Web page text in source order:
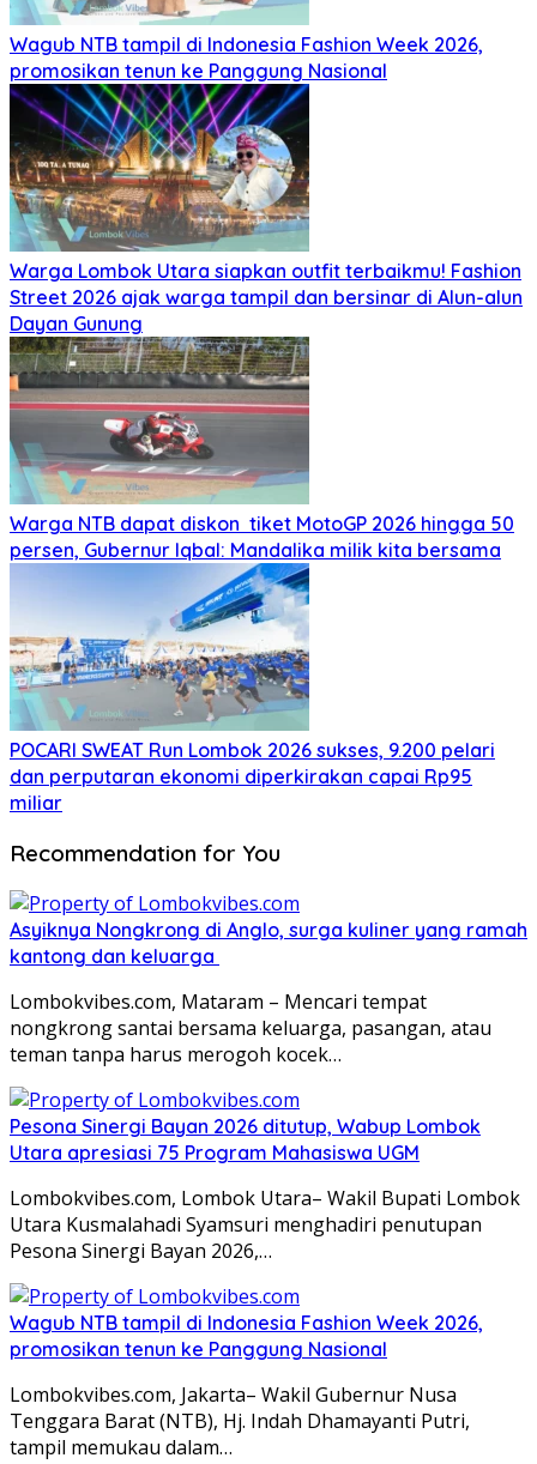
Wagub NTB tampil di Indonesia Fashion Week 2026,
promosikan tenun ke Panggung Nasional
Warga Lombok Utara siapkan outfit terbaikmu! Fashion
Street 2026 ajak warga tampil dan bersinar di Alun-alun
Dayan Gunung
Warga NTB dapat diskon tiket MotoGP 2026 hingga 50
persen, Gubernur Iqbal: Mandalika milik kita bersama
POCARI SWEAT Run Lombok 2026 sukses, 9.200 pelari
dan perputaran ekonomi diperkirakan capai Rp95
miliar
Recommendation for You
Asyiknya Nongkrong di Anglo, surga kuliner yang ramah
kantong dan keluarga
Lombokvibes.com, Mataram – Mencari tempat
nongkrong santai bersama keluarga, pasangan, atau
teman tanpa harus merogoh kocek…
Pesona Sinergi Bayan 2026 ditutup, Wabup Lombok
Utara apresiasi 75 Program Mahasiswa UGM
Lombokvibes.com, Lombok Utara– Wakil Bupati Lombok
Utara Kusmalahadi Syamsuri menghadiri penutupan
Pesona Sinergi Bayan 2026,…
Wagub NTB tampil di Indonesia Fashion Week 2026,
promosikan tenun ke Panggung Nasional
Lombokvibes.com, Jakarta– Wakil Gubernur Nusa
Tenggara Barat (NTB), Hj. Indah Dhamayanti Putri,
tampil memukau dalam…